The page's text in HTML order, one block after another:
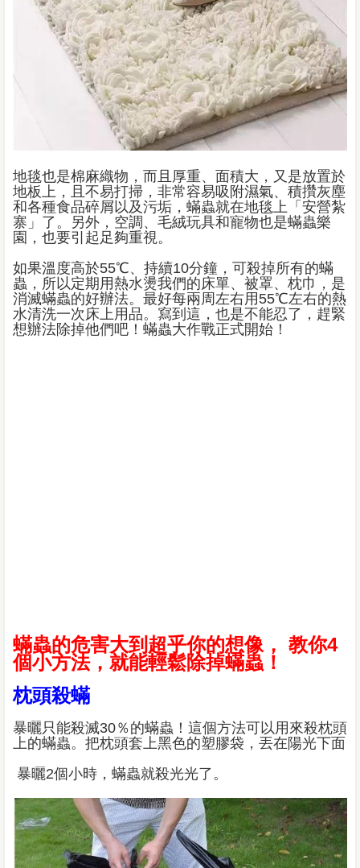
地毯也是棉麻織物，而且厚重、面積大，又是放置於
地板上，且不易打掃，非常容易吸附濕氣、積攢灰塵
和各種食品碎屑以及污垢，蟎蟲就在地毯上「安營紮
寨」了。另外，空調、毛絨玩具和寵物也是蟎蟲樂
園，也要引起足夠重視。
如果溫度高於55℃、持續10分鐘，可殺掉所有的蟎
蟲，所以定期用熱水燙我們的床單、被罩、枕巾，是
消滅蟎蟲的好辦法。最好每兩周左右用55℃左右的熱
水清洗一次床上用品。寫到這，也是不能忍了，趕緊
想辦法除掉他們吧！蟎蟲大作戰正式開始！
蟎蟲的危害大到超乎你的想像， 教你4
個小方法，就能輕鬆除掉蟎蟲！
枕頭殺蟎
暴曬只能殺滅30％的蟎蟲！這個方法可以用來殺枕頭
上的蟎蟲。把枕頭套上黑色的塑膠袋，丟在陽光下面
暴曬2個小時，蟎蟲就殺光光了。